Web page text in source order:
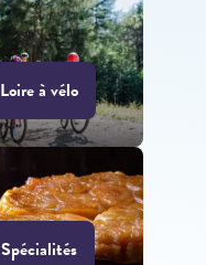
Loire à vélo
Spécialités